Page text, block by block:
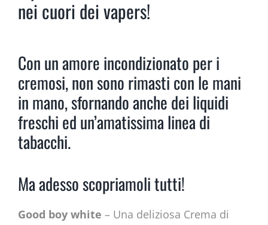
nei cuori dei vapers!
Con un amore incondizionato per i
cremosi, non sono rimasti con le mani
in mano, sfornando anche dei liquidi
freschi ed un’amatissima linea di
tabacchi.
Ma adesso scopriamoli tutti!
Good boy white – Una deliziosa Crema di